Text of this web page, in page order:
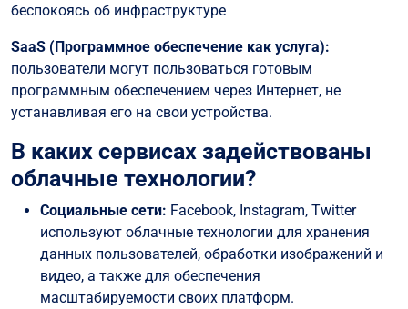
беспокоясь об инфраструктуре
SaaS (Программное обеспечение как услуга):
пользователи могут пользоваться готовым
программным обеспечением через Интернет, не
устанавливая его на свои устройства.
В каких сервисах задействованы
облачные технологии?
Социальные сети: Facebook, Instagram, Twitter
используют облачные технологии для хранения
данных пользователей, обработки изображений и
видео, а также для обеспечения
масштабируемости своих платформ.